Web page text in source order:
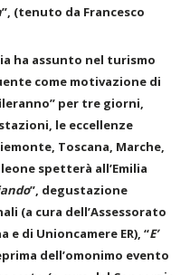
”, (tenuto da Francesco
ha assunto nel turismo
come motivazione di
per tre giorni,
le eccellenze
Toscana, Marche,
spetterà all’Emilia
”, degustazione
(a cura dell’Assessorato
e di Unioncamere ER), “E’
dell’omonimo evento